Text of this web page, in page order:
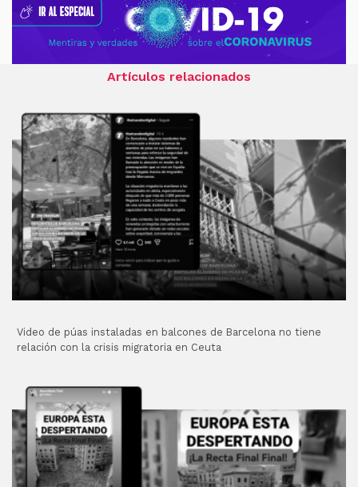
Artículos relacionados
Video de púas instaladas en balcones de Barcelona no tiene
relación con la crisis migratoria en Ceuta